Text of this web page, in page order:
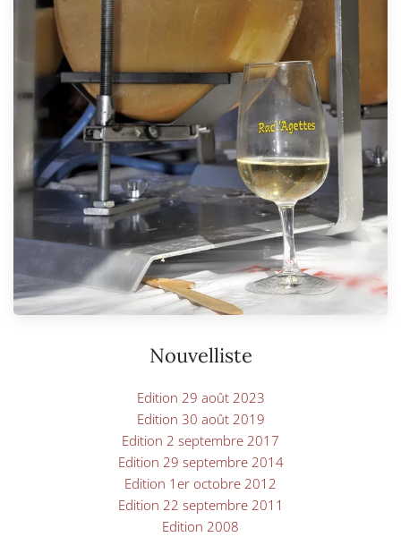
Nouvelliste
Edition 29 août 2023
Edition 30 août 2019
Edition 2 septembre 2017
Edition 29 septembre 2014
Edition 1er octobre 2012
Edition 22 septembre 2011
Edition 2008